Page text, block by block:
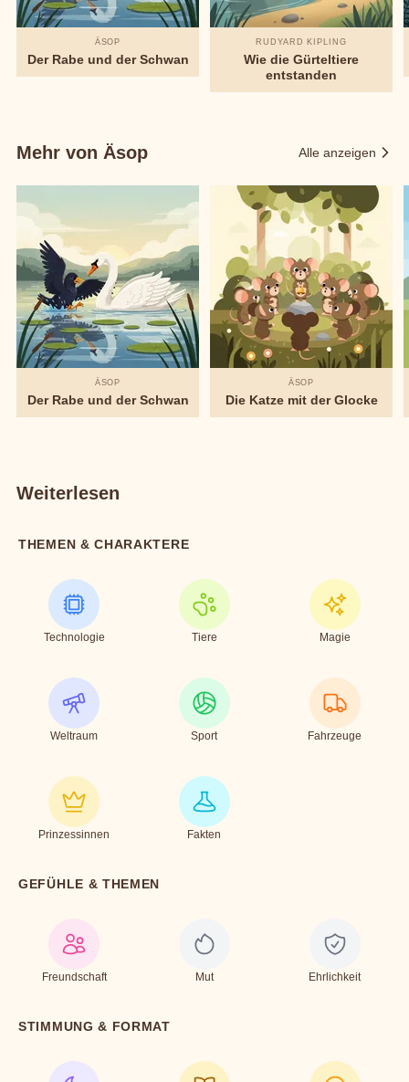
ÄSOP
Der Rabe und der Schwan
RUDYARD KIPLING
Wie die Gürteltiere
entstanden
Mehr von Äsop Alle anzeigen
ÄSOP
Der Rabe und der Schwan
ÄSOP
Die Katze mit der Glocke
Weiterlesen
THEMEN & CHARAKTERE
Technologie Tiere Magie
Weltraum Sport Fahrzeuge
Prinzessinnen Fakten
GEFÜHLE & THEMEN
Freundschaft Mut Ehrlichkeit
STIMMUNG & FORMAT